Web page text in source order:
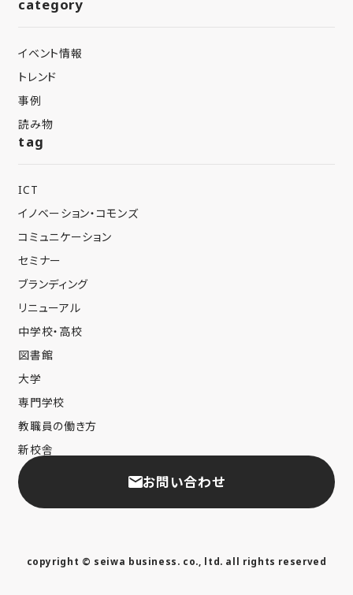
category
イベント情報
トレンド
事例
読み物
tag
ICT
イノベーション・コモンズ
コミュニケーション
セミナー
ブランディング
リニューアル
中学校・高校
図書館
大学
専門学校
教職員の働き方
新校舎
お問い合わせ
copyright © seiwa business. co., ltd. all rights reserved